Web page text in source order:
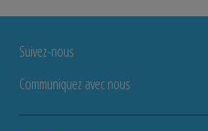
Suivez-nous
Communiquez avec nous